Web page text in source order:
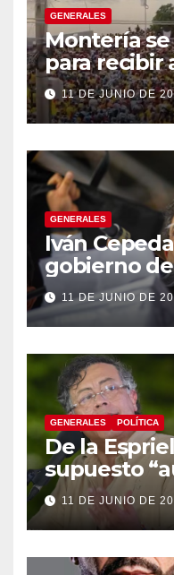
GENERALES
Montería se
para recibir
Espriella
11 DE JUNIO DE
GENERALES
Iván
gobierno
énfasis en
11 DE JUNIO DE
GENERALES POLÍTICA
De la
supuesto
legislativo”
suspender
a Petro
11 DE JUNIO DE